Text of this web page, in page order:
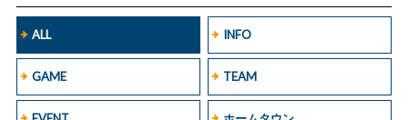
ALL INFO
GAME TEAM